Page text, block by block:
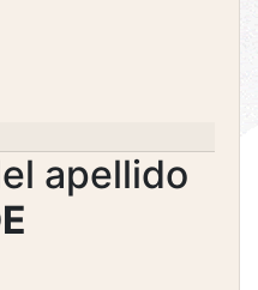
apellido